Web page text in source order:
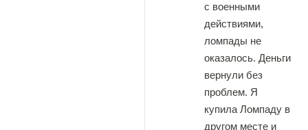
с военными
действиями,
ломпады не
оказалось. Деньги
вернули без
проблем. Я
купила Ломпаду в
другом месте и